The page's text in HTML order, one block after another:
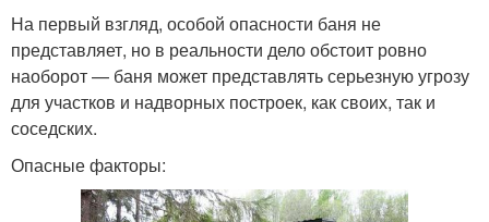
На первый взгляд, особой опасности баня не
представляет, но в реальности дело обстоит ровно
наоборот — баня может представлять серьезную угрозу
для участков и надворных построек, как своих, так и
соседских.
Опасные факторы: